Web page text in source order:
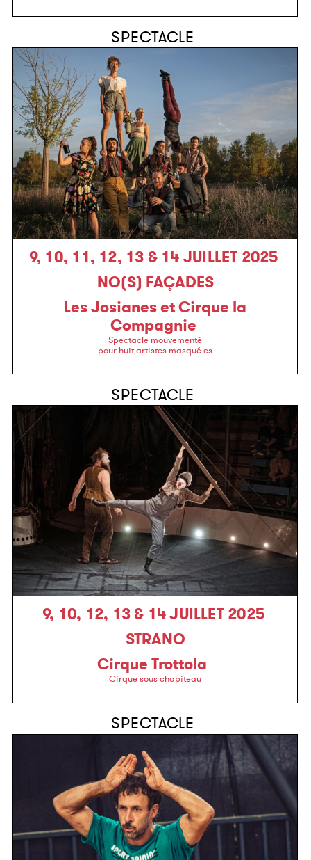
SPECTACLE
9, 10, 11, 12, 13 & 14 JUILLET 2025
NO(S) FAÇADES
Les Josianes et Cirque la
Compagnie
Spectacle mouvementé
pour huit artistes masqué.es
SPECTACLE
9, 10, 12, 13 & 14 JUILLET 2025
STRANO
Cirque Trottola
Cirque sous chapiteau
SPECTACLE